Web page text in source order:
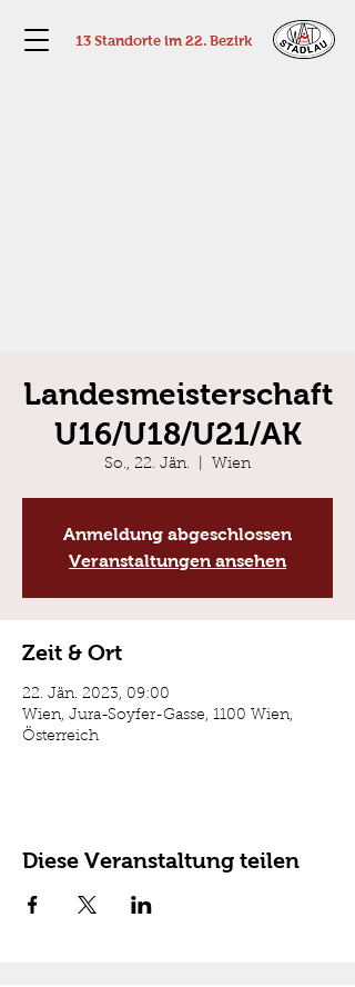
13 Standorte im 22. Bezirk
Landesmeisterschaft
U16/U18/U21/AK
So., 22. Jän. Wien
Anmeldung abgeschlossen
Veranstaltungen ansehen
Zeit & Ort
22. Jän. 2023, 09:00
Wien, Jura-Soyfer-Gasse, 1100 Wien,
Österreich
Diese Veranstaltung teilen